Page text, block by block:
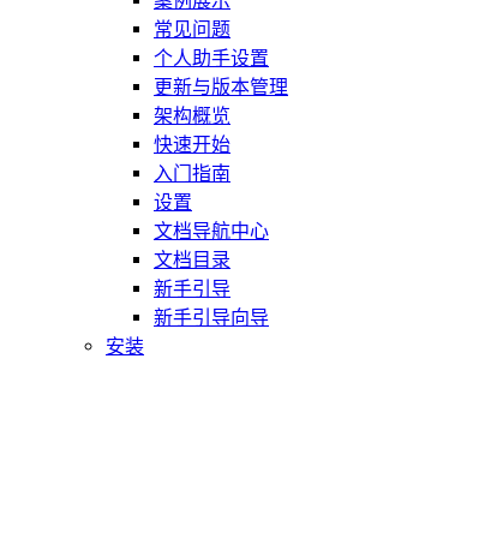
常见问题
个人助手设置
更新与版本管理
架构概览
快速开始
入门指南
设置
文档导航中心
文档目录
新手引导
新手引导向导
安装